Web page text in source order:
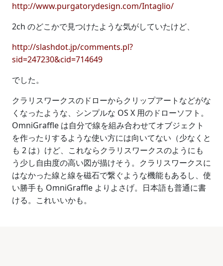
http://www.purgatorydesign.com/Intaglio/
2ch のどこかで見つけたような気がしていたけど、
http://slashdot.jp/comments.pl?
sid=247230&cid=714649
でした。
クラリスワークスのドローからクリップアートなどがな
くなったような、シンプルな OS X 用のドローソフト。
OmniGraffle は自分で線を組み合わせてオブジェクト
を作ったりするような使い方には向いてない（少なくと
も 2 は）けど、これならクラリスワークスのようにも
う少し自由度の高い図が描けそう。クラリスワークスに
はなかった線と線を磁石で繋ぐような機能もあるし、使
い勝手も OmniGraffle よりよさげ。日本語も普通に書
ける。これいいかも。